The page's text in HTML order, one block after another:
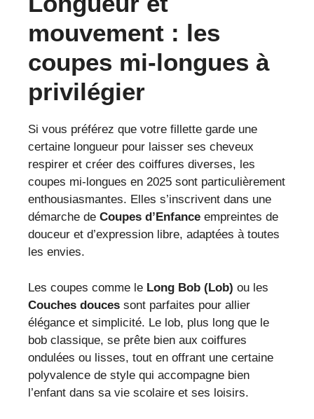
mouvement : les
coupes mi-longues à
privilégier
Si vous préférez que votre fillette garde une
certaine longueur pour laisser ses cheveux
respirer et créer des coiffures diverses, les
coupes mi-longues en 2025 sont particulièrement
enthousiasmantes. Elles s’inscrivent dans une
démarche de Coupes d’Enfance empreintes de
douceur et d’expression libre, adaptées à toutes
les envies.
Les coupes comme le Long Bob (Lob) ou les
Couches douces sont parfaites pour allier
élégance et simplicité. Le lob, plus long que le
bob classique, se prête bien aux coiffures
ondulées ou lisses, tout en offrant une certaine
polyvalence de style qui accompagne bien
l’enfant dans sa vie scolaire et ses loisirs.